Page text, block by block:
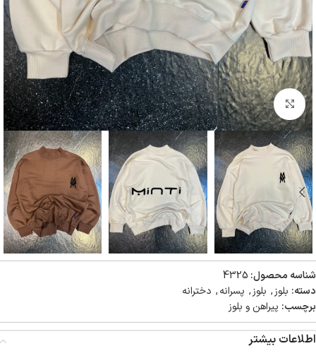
بزرگنمایی تصویر
شناسه محصول: 4325
دسته: بلوز, بلوز, پسرانه, دخترانه
برچسب: پیراهن و بلوز
اطلاعات بیشتر